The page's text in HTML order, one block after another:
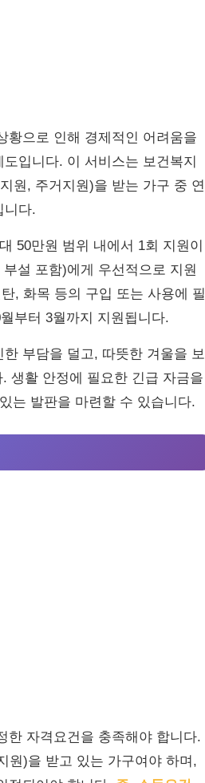
황으로 인해 경제적인 어려움을
입니다. 이 서비스는 보건복지
원, 주거지원)을 받는 가구 중 연
니다.
50만원 범위 내에서 1회 지원이
설 포함)에게 우선적으로 지원
, 화목 등의 구입 또는 사용에 필
부터 3월까지 지원됩니다.
부담을 덜고, 따뜻한 겨울을 보
생활 안정에 필요한 긴급 자금을
는 발판을 마련할 수 있습니다.
한 자격요건을 충족해야 합니다.
원)을 받고 있는 가구여야 하며,